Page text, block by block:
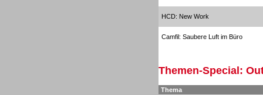
HCD: New Work
Camfil: Saubere Luft im Büro
Themen-Special:
Thema